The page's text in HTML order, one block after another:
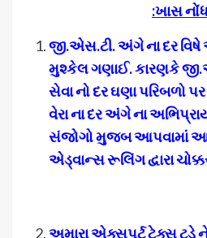
:ખાસ
જી.એસ.ટી.અંગે ના દર
મુશ્કેલ ગણાઈ.કારણકે જી.
સેવા નો દર ઘણા પરિબળો
વેરા ના દર અંગે ના
સંજોગો મુજબ આપવામાં
એડ્વાન્સ રૂલિંગ દ્વારા
અમારા એક્સપર્ટ ટેક્સ ટુડે